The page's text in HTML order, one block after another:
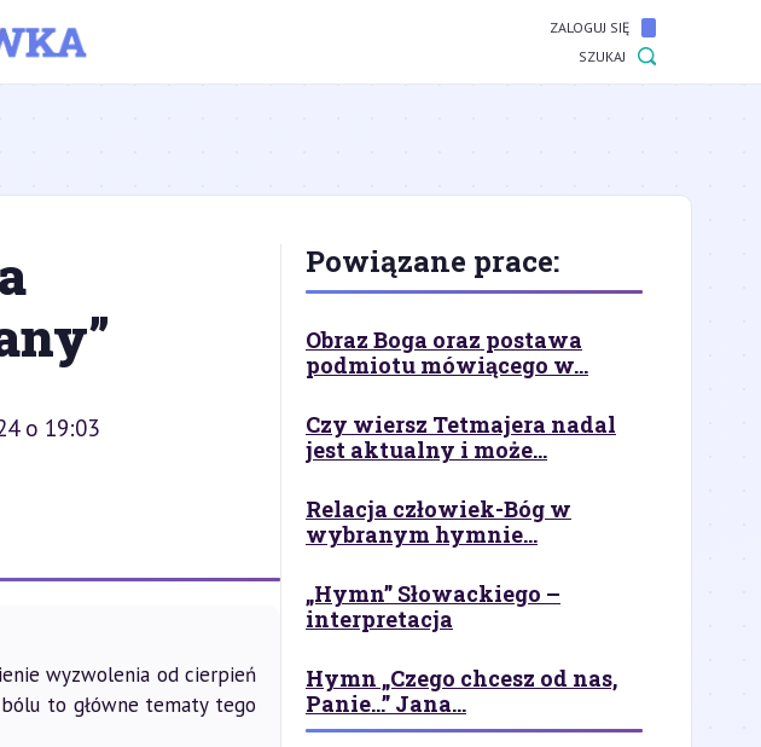
ZALOGUJ SIĘ
SZUKAJ
o 19:03
wyzwolenia od cierpień
to główne tematy tego
Powiązane prace:
Obraz Boga oraz postawa
podmiotu mówiącego w...
Czy wiersz Tetmajera nadal
jest aktualny i może...
Relacja człowiek-Bóg w
wybranym hymnie...
„Hymn” Słowackiego –
interpretacja
Hymn „Czego chcesz od nas,
Panie…” Jana...